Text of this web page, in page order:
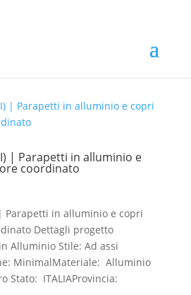
| Parapetti in alluminio e
coordinato
Parapetti in alluminio e copri
Dettagli progetto
Alluminio Stile: Ad assi
MinimalMateriale: Alluminio
Stato: ITALIAProvincia: